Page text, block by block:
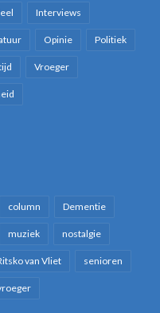
Interviews
Opinie Politiek
Vroeger
column Dementie
muziek nostalgie
van Vliet senioren